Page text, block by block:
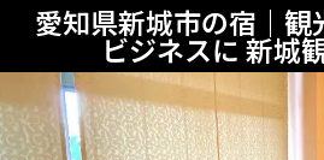
愛知県新城市の宿｜観
ビジネスに 新城